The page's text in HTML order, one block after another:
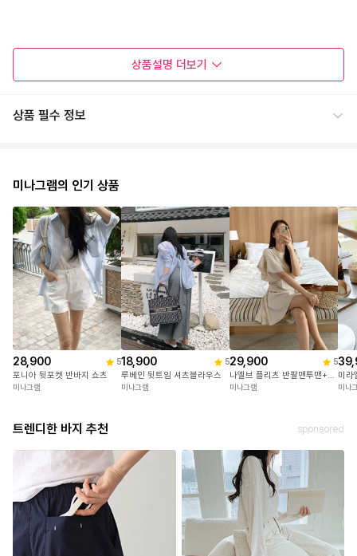
상품설명 더보기
상품 필수 정보
미나그램의 인기 상품
28,900 5
포니아 뒷포켓 반바지 쇼츠
미나그램
18,900 5
루베인 뒷트임 셔츠블라우스
미나그램
29,900 5
나엘브 플리츠 반팔맨투맨+치마반바지세트
미나그램
미라
미나
트렌디한 바지 추천 sponsored